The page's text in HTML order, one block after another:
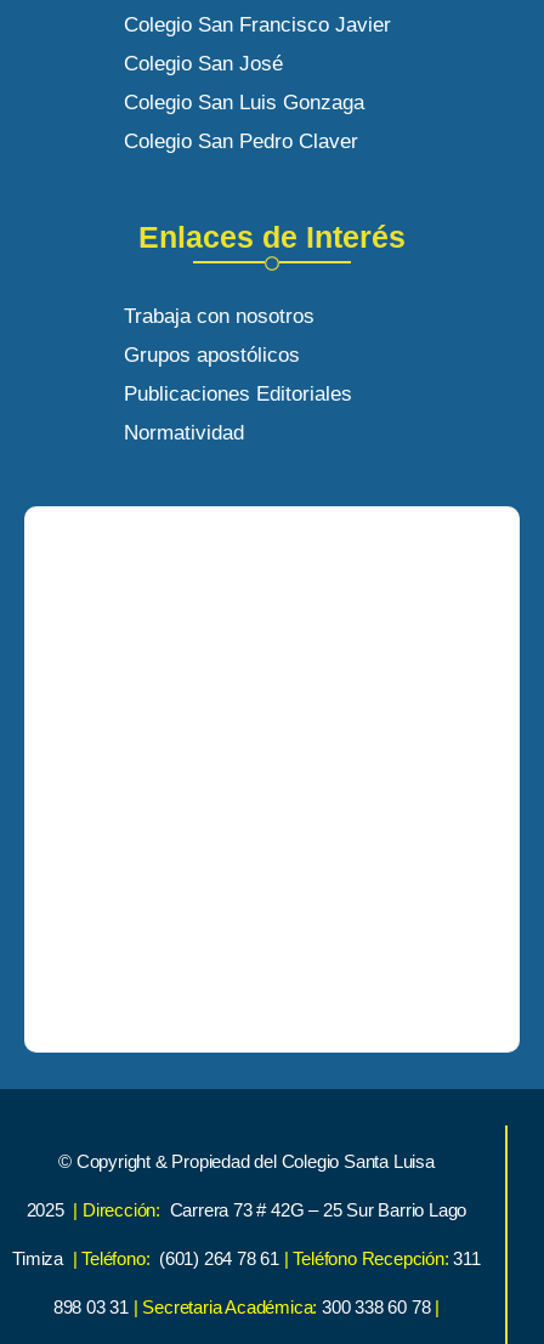
Colegio San Francisco Javier
Colegio San José
Colegio San Luis Gonzaga
Colegio San Pedro Claver
Enlaces de Interés
Trabaja con nosotros
Grupos apostólicos
Publicaciones Editoriales
Normatividad
© Copyright & Propiedad del Colegio Santa Luisa
2025 | Dirección: Carrera 73 # 42G – 25 Sur Barrio Lago
Timiza | Teléfono: (601) 264 78 61 | Teléfono Recepción: 311
898 03 31 | Secretaria Académica:300 338 60 78 |